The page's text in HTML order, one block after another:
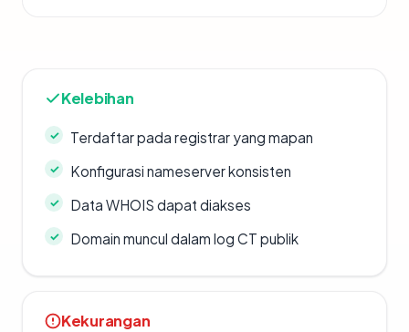
Kelebihan
Terdaftar pada registrar yang mapan
Konfigurasi nameserver konsisten
Data WHOIS dapat diakses
Domain muncul dalam log CT publik
Kekurangan